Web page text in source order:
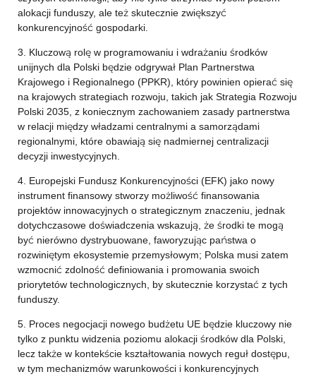
alokacji funduszy, ale też skutecznie zwiększyć
konkurencyjność gospodarki.
3. Kluczową rolę w programowaniu i wdrażaniu środków
unijnych dla Polski będzie odgrywał Plan Partnerstwa
Krajowego i Regionalnego (PPKR), który powinien opierać się
na krajowych strategiach rozwoju, takich jak Strategia Rozwoju
Polski 2035, z koniecznym zachowaniem zasady partnerstwa
w relacji między władzami centralnymi a samorządami
regionalnymi, które obawiają się nadmiernej centralizacji
decyzji inwestycyjnych.
4. Europejski Fundusz Konkurencyjności (EFK) jako nowy
instrument finansowy stworzy możliwość finansowania
projektów innowacyjnych o strategicznym znaczeniu, jednak
dotychczasowe doświadczenia wskazują, że środki te mogą
być nierówno dystrybuowane, faworyzując państwa o
rozwiniętym ekosystemie przemysłowym; Polska musi zatem
wzmocnić zdolność definiowania i promowania swoich
priorytetów technologicznych, by skutecznie korzystać z tych
funduszy.
5. Proces negocjacji nowego budżetu UE będzie kluczowy nie
tylko z punktu widzenia poziomu alokacji środków dla Polski,
lecz także w kontekście kształtowania nowych reguł dostępu,
w tym mechanizmów warunkowości i konkurencyjnych